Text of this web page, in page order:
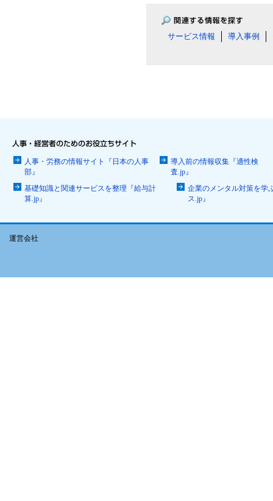
サービス情報 導入事例
人事・労務の情報サイト『日本の人事
部』
導入前の情報収集『適性検
査.jp』
基礎知識と関連サービスを整理『給与計
算.jp』
企業のメンタル対策を学
ス.jp』
運営会社